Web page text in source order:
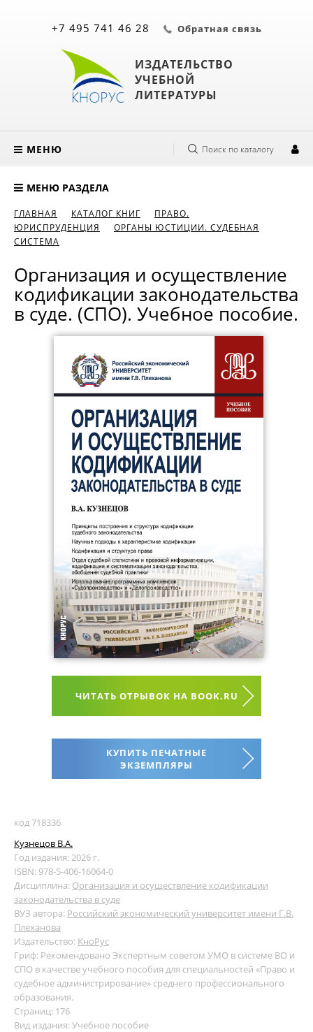
ИЗДАТЕЛЬСТВО
УЧЕБНОЙ
ЛИТЕРАТУРЫ
+7 495 741 46 28 Обратная связь
МЕНЮ Поиск по каталогу
МЕНЮ РАЗДЕЛА
ГЛАВНАЯ КАТАЛОГ КНИГ
ПРАВО.
ЮРИСПРУДЕНЦИЯ
ОРГАНЫ ЮСТИЦИИ. СУДЕБНАЯ
СИСТЕМА
Организация и осуществление
кодификации законодательства
в суде. (СПО). Учебное пособие.
ЧИТАТЬ ОТРЫВОК НА BOOK.RU
КУПИТЬ ПЕЧАТНЫЕ
ЭКЗЕМПЛЯРЫ
код 718336
Кузнецов В.А.
Год издания: 2026 г.
ISBN: 978-5-406-16064-0
Дисциплина: Организация и осуществление кодификации
законодательства в суде
ВУЗ автора: Российский экономический университет имени Г.В.
Плеханова
Издательство: КноРус
Гриф: Рекомендовано Экспертным советом УМО в системе ВО и
СПО в качестве учебного пособия для специальностей «Право и
судебное администрирование» среднего профессионального
образования.
Страниц: 176
Вид издания: Учебное пособие